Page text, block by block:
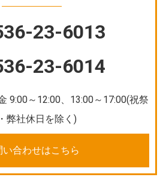
23-6013
23-6014
9:00～12:00、13:00～17:00(祝祭
弊社休日を除く)
い合わせはこちら